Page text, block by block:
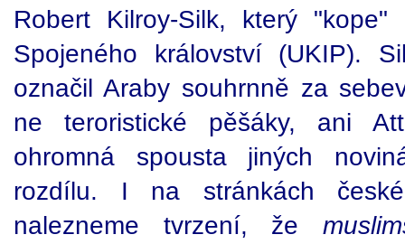
Robert Kilroy-Silk, který
Spojeného království (UKIP).
označil Araby souhrnně za
ne teroristické pěšáky, ani
ohromná spousta jiných
rozdílu. I na stránkách
nalezneme tvrzení, že